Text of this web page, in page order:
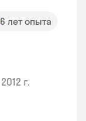
лет опыта
2012 г.